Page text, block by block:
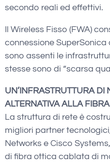
secondo reali ed effettivi.
Il Wireless Fisso (FWA)
connessione SuperSonica
sono assenti le
stesse sono di “scarsa
UN’INFRASTRUTTURA DI
ALTERNATIVA ALLA
La struttura di rete è
migliori partner
Networks e Cisco
di fibra ottica cablata di